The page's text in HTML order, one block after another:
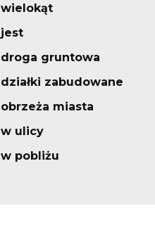
wielokąt
jest
droga gruntowa
działki zabudowane
obrzeża miasta
w ulicy
w pobliżu